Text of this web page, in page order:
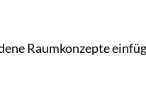
Raumkonzepte